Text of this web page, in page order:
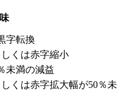
字転換
くは赤字縮小
未満の減益
くは赤字拡大幅が50％未